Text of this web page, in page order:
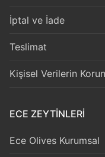
İptal ve İade
Teslimat
Kişisel Verilerin
ECE ZEYTİNLERİ
Ece Olives Kurumsal